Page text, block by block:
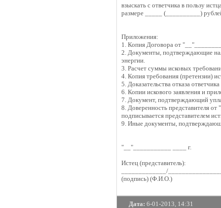
взыскать с ответчика в пользу
размере _____ (__________)
Приложения:
1. Копия Договора от
2. Документы, подтверждающие
энергии.
3. Расчет суммы исковых
4. Копия требования (претензии)
5. Доказательства отказа
6. Копии искового заявления и
7. Документ, подтверждающий
8. Доверенность представителя
подписывается представителем
9. Иные документы,
"__"___________ ____ г.
Истец (представитель):
_____________/
(подпись) (Ф.И.О.)
Дата: 6-01-2013, 14:31